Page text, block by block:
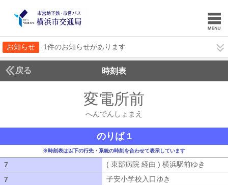
お知らせ 1件のお知らせがあります
戻る 時刻表
変電所前
へんでんしょまえ
のりば 1
※時刻表は以下の行先・系統の時刻を合わせて表示しています
7 ( 東部病院 経由 ) 横浜駅前ゆき
7
子安小学校入口ゆき